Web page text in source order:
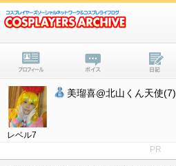
レベル7
美瑠喜@北山くん天使(7)
PR